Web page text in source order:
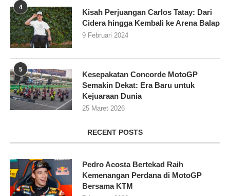
4
Kisah Perjuangan Carlos Tatay: Dari
Cidera hingga Kembali ke Arena Balap
9 Februari 2024
5
Kesepakatan Concorde MotoGP
Semakin Dekat: Era Baru untuk
Kejuaraan Dunia
25 Maret 2026
RECENT POSTS
Pedro Acosta Bertekad Raih
Kemenangan Perdana di MotoGP
Bersama KTM